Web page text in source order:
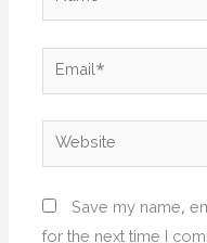
Email*
Website
Save my name,
for the next time I